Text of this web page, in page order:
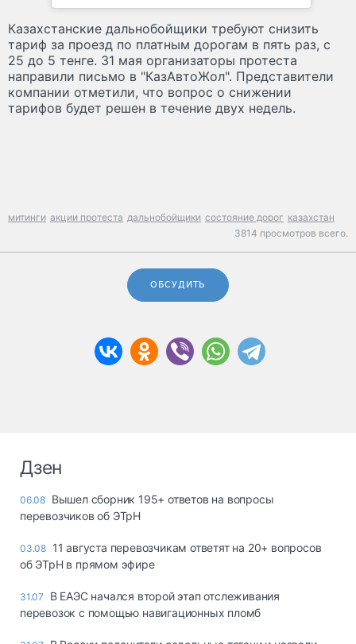
Казахстанские дальнобойщики требуют снизить
тариф за проезд по платным дорогам в пять раз, с
25 до 5 тенге. 31 мая организаторы протеста
направили письмо в "КазАвтоЖол". Представители
компании отметили, что вопрос о снижении
тарифов будет решен в течение двух недель.
митинги акции протеста дальнобойщики состояние дорог казахстан
3814 просмотров всего.
ОБСУДИТЬ
Дзен
06.08 Вышел сборник 195+ ответов на вопросы
перевозчиков об ЭТрН
03.08 11 августа перевозчикам ответят на 20+ вопросов
об ЭТрН в прямом эфире
31.07
В ЕАЭС начался второй этап отслеживания
перевозок с помощью навигационных пломб